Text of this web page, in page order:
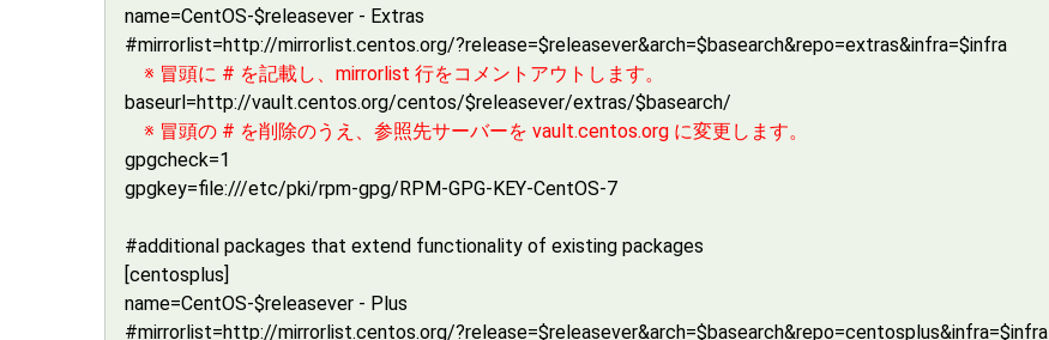
name=CentOS-$releasever - Extras
#mirrorlist=http://mirrorlist.centos.org/?release=$releasever&arch=$basearch&repo=extras&infra=$infra
※ 冒頭に # を記載し、mirrorlist 行をコメントアウトします。
baseurl=http://vault.centos.org/centos/$releasever/extras/$basearch/
※ 冒頭の # を削除のうえ、参照先サーバーを vault.centos.org に変更します。
gpgcheck=1
gpgkey=file:///etc/pki/rpm-gpg/RPM-GPG-KEY-CentOS-7
#additional packages that extend functionality of existing packages
[centosplus]
name=CentOS-$releasever - Plus
#mirrorlist=http://mirrorlist.centos.org/?release=$releasever&arch=$basearch&repo=centosplus&infra=$infra